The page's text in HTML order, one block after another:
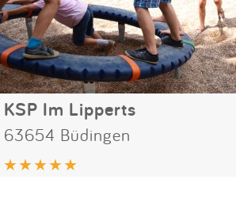
KSP Im Lipperts
63654 Büdingen